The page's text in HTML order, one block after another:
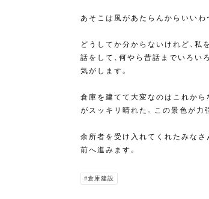
あそこは風があたらんからいいわ
どうしてか分からないけれど、私
話をして、何やら昔話までいろい
気がします。
倉庫を建てて大変なのはこれから
がスッキリ晴れた。この景色が力
余所者を受け入れてくれたみなさ
前へ進みます。
#倉庫建設